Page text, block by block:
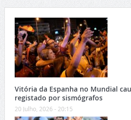
Vitória da Espanha no Mundial
registado por sismógrafos
20 Julho, 2026 - 20:15